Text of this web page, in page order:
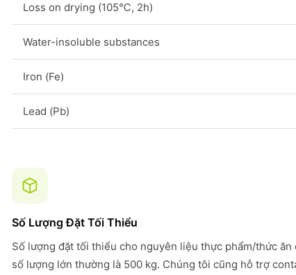
Loss on drying (105℃, 2h)
Water-insoluble substances
Iron (Fe)
Lead (Pb)
Số Lượng Đặt Tối Thiểu
Số lượng đặt tối thiểu cho nguyên liệu thực phẩm/thức ăn
số lượng lớn thường là 500 kg. Chúng tôi cũng hỗ trợ